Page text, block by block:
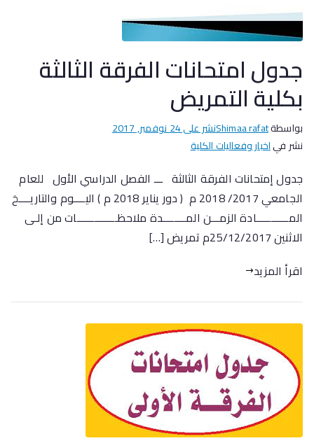
جدول امتحانات الفرقة الثالثة
بكلية التمريض
بواسطةShimaa rafatنشر على24 نوفمبر, 2017
نشر فياخبار وفعاليات الكلية
جدول إمتحانات الفرقة الثالثة ـــ الفصل الدراسي الأول للعام
الجامعي 2017/ 2018 م ( دور يناير 2018 م ) اليــــوم والتاريــــخ
المـــــــــــادة الزمـــن المــــــــدة ملاحظــــــــــــــات من إلـى
الاثنين 25/12/2017م تمريض […]
اقرأ المزيد